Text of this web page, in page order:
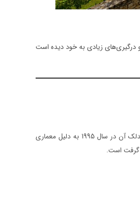
و درگیری‌های زیادی به خود دیده است
کوتناهرا شهری در منطقه بوهم در کشور جمهوری چک است. این منطقه تاریخی حدود 20000 تن سکنه داشته و صومعه سدلک آن در سال 1995 به دلیل معماری
گرفت است.